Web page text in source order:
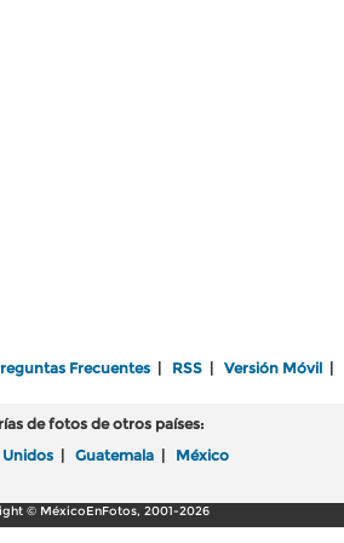
Frecuentes RSS Versión Móvil
de fotos de otros países:
Unidos
Guatemala México
© MéxicoEnFotos, 2001-2026